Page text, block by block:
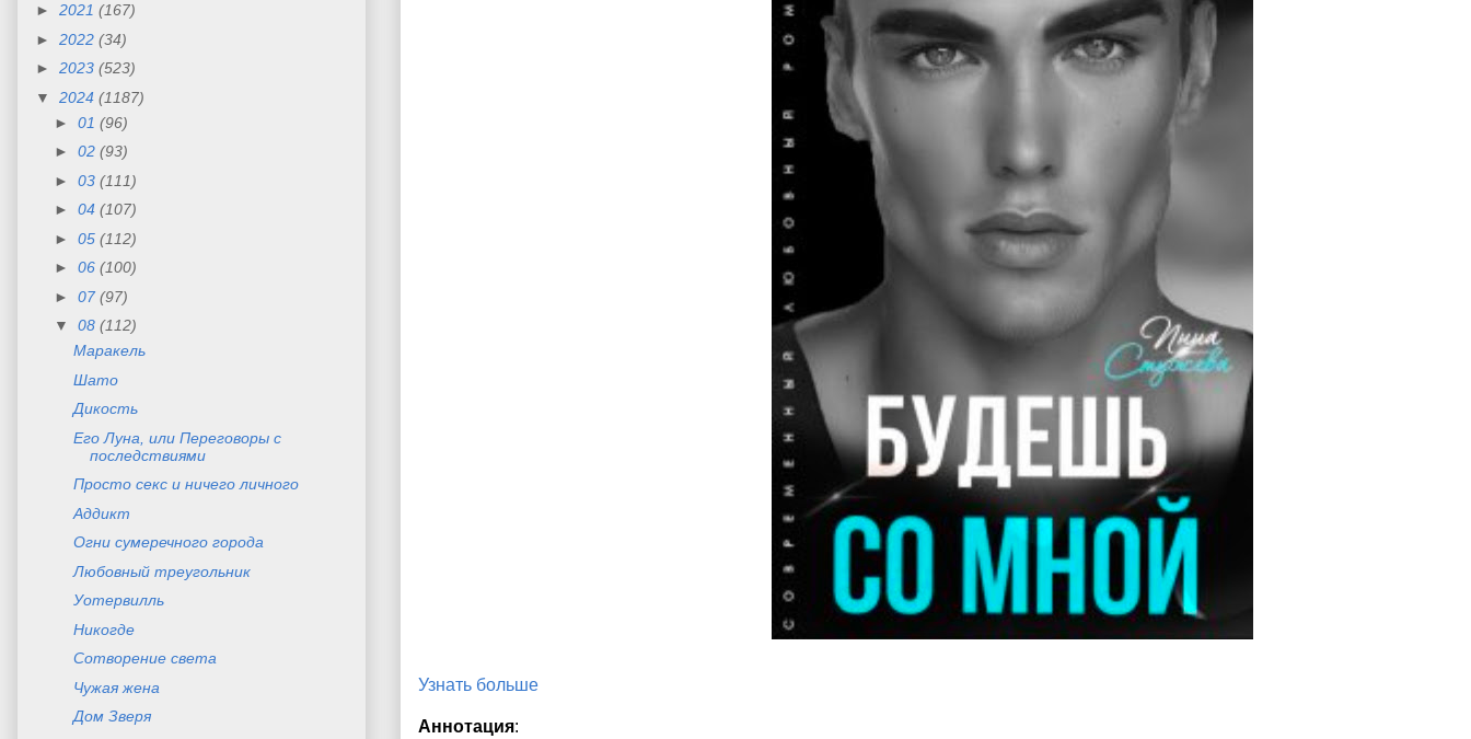
Узнать больше
Аннотация:
► 2021 (167)
► 2022 (34)
► 2023 (523)
▼ 2024 (1187)
► 01 (96)
► 02 (93)
► 03 (111)
► 04 (107)
► 05 (112)
► 06 (100)
► 07 (97)
▼ 08 (112)
Маракель
Шато
Дикость
Его Луна, или Переговоры с
последствиями
Просто секс и ничего личного
Аддикт
Огни сумеречного города
Любовный треугольник
Уотервилль
Никогде
Сотворение света
Чужая жена
Дом Зверя